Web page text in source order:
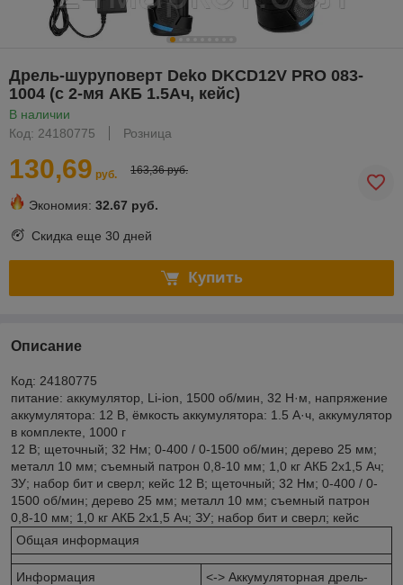
Дрель-шуруповерт Deko DKCD12V PRO 083-
1004 (с 2-мя АКБ 1.5Ач, кейс)
В наличии
Код: 24180775
Розница
130,69 руб. 163,36 руб.
Экономия: 32.67 руб.
Скидка еще 30 дней
Купить
Описание
Код: 24180775
питание: аккумулятор, Li-ion, 1500 об/мин, 32 Н·м, напряжение
аккумулятора: 12 В, ёмкость аккумулятора: 1.5 А·ч, аккумулятор
в комплекте, 1000 г
12 В; щеточный; 32 Нм; 0-400 / 0-1500 об/мин; дерево 25 мм;
металл 10 мм; съемный патрон 0,8-10 мм; 1,0 кг АКБ 2x1,5 Ач;
ЗУ; набор бит и сверл; кейс 12 В; щеточный; 32 Нм; 0-400 / 0-
1500 об/мин; дерево 25 мм; металл 10 мм; съемный патрон
0,8-10 мм; 1,0 кг АКБ 2x1,5 Ач; ЗУ; набор бит и сверл; кейс
Общая информация
Информация
<-> Аккумуляторная дрель-